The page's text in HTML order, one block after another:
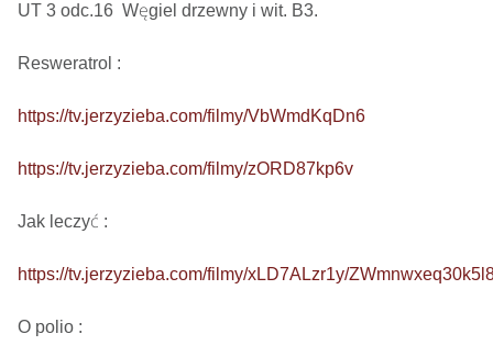
UT 3 odc.16  Węgiel drzewny i wit. B3.
Resweratrol :
https://tv.jerzyzieba.com/filmy/VbWmdKqDn6
https://tv.jerzyzieba.com/filmy/zORD87kp6v
Jak leczyć :
https://tv.jerzyzieba.com/filmy/xLD7ALzr1y/
O polio :